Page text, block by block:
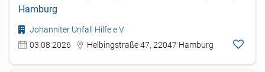
Hamburg
Johanniter Unfall Hilfe e V
03.08.2026
Helbingstraße 47, 22047 Hamburg